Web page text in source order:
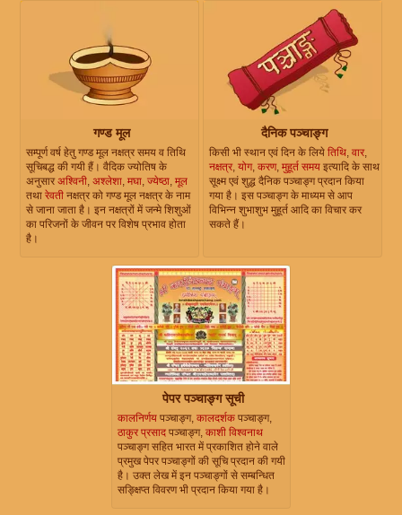
गण्ड मूल
सम्पूर्ण वर्ष हेतु गण्ड मूल नक्षत्र समय व तिथि
सूचिबद्ध की गयी हैं। वैदिक ज्योतिष के
अनुसारअश्विनी, अश्लेशा, मघा, ज्येष्ठा, मूल
तथा रेवती नक्षत्र को गण्ड मूल नक्षत्र के नाम
से जाना जाता है। इन नक्षत्रों में जन्मे शिशुओं
का परिजनों के जीवन पर विशेष प्रभाव होता
है।
दैनिक पञ्चाङ्ग
किसी भी स्थान एवं दिन के लिये तिथि, वार,
नक्षत्र, योग, करण, मुहूर्त समय इत्यादि के साथ
सूक्ष्म एवं शुद्ध दैनिक पञ्चाङ्ग प्रदान किया
गया है। इस पञ्चाङ्ग के माध्यम से आप
विभिन्न शुभाशुभ मुहूर्त आदि का विचार कर
सकते हैं।
पेपर पञ्चाङ्ग सूची
कालनिर्णय पञ्चाङ्ग, कालदर्शक पञ्चाङ्ग,
ठाकुर प्रसाद पञ्चाङ्ग, काशी विश्वनाथ
पञ्चाङ्ग सहित भारत में प्रकाशित होने वाले
प्रमुख पेपर पञ्चाङ्गों की सूचि प्रदान की गयी
है। उक्त लेख में इन पञ्चाङ्गों से सम्बन्धित
सङ्क्षिप्त विवरण भी प्रदान किया गया है।